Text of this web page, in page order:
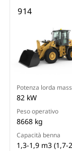
914
Potenza lorda
82 kW
Peso operativo
8668 kg
Capacità benna
1,3-1,9 m3 (1,7-